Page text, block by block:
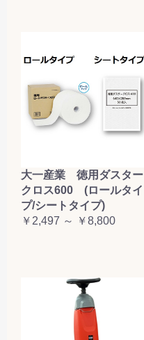
大一産業 徳用ダスター
クロス600 (ロールタイ
プ/シートタイプ)
￥2,497 ～ ￥8,800